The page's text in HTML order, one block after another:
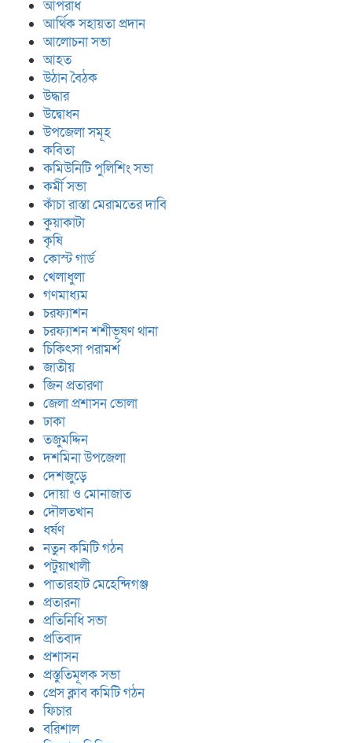
আপরাধ
আর্থিক সহায়তা প্রদান
আলোচনা সভা
আহত
উঠান বৈঠক
উদ্ধার
উদ্বোধন
উপজেলা সমূহ
কবিতা
কমিউনিটি পুলিশিং সভা
কর্মী সভা
কাঁচা রাস্তা মেরামতের দাবি
কুয়াকাটা
কৃষি
কোস্ট গার্ড
খেলাধুলা
গণমাধ্যম
চরফ্যাশন
চরফ্যাশন শশীভূষণ থানা
চিকিৎসা পরামর্শ
জাতীয়
জিন প্রতারণা
জেলা প্রশাসন ভোলা
ঢাকা
তজুমদ্দিন
দশমিনা উপজেলা
দেশজুড়ে
দোয়া ও মোনাজাত
দৌলতখান
ধর্ষণ
নতুন কমিটি গঠন
পটুয়াখালী
পাতারহাট মেহেন্দিগঞ্জ
প্রতারনা
প্রতিনিধি সভা
প্রতিবাদ
প্রশাসন
প্রস্তুতিমূলক সভা
প্রেস ক্লাব কমিটি গঠন
ফিচার
বরিশাল